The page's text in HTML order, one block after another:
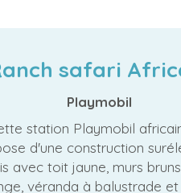
safari
Playmobil
station Playmobil
d'une construction
avec toit jaune, murs
véranda à balustrade